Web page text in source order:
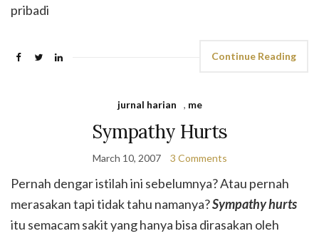
pribadi
Continue Reading
jurnal harian , me
Sympathy Hurts
March 10, 2007 3 Comments
Pernah dengar istilah ini sebelumnya? Atau pernah
merasakan tapi tidak tahu namanya?Sympathy hurts
itu semacam sakit yang hanya bisa dirasakan oleh